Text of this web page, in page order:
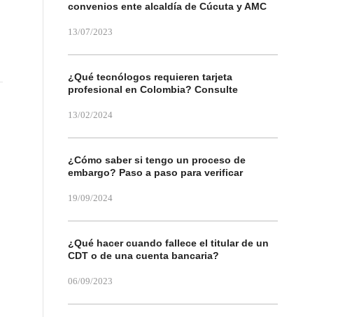
convenios ente alcaldía de Cúcuta y AMC
13/07/2023
¿Qué tecnólogos requieren tarjeta
profesional en Colombia? Consulte
13/02/2024
¿Cómo saber si tengo un proceso de
embargo? Paso a paso para verificar
19/09/2024
¿Qué hacer cuando fallece el titular de un
CDT o de una cuenta bancaria?
06/09/2023